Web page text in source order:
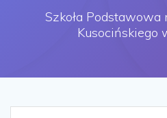
Szkoła Podstawowa
Kusocińskiego